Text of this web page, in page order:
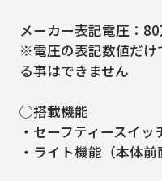
メーカー表記電圧：
※電圧の表記数値だけ
る事はできません
◯搭載機能
・セーフティースイッ
・ライト機能（本体前